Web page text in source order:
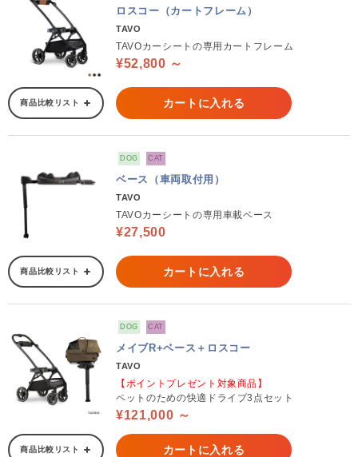
ロスコー（カートフレーム）
TAVO
TAVOカーシートの専用カートフレーム
¥52,800 ～
商品比較リスト カートに入れる
DOG CAT
ベース（車両取付用）
TAVO
TAVOカーシートの専用車載ベース
¥27,500
商品比較リスト カートに入れる
DOG CAT
メイブR+ベース＋ロスコー
TAVO
【ポイントプレゼント対象商品】
ペットのための快適ドライブ3点セット
¥121,000 ～
商品比較リスト カートに入れる